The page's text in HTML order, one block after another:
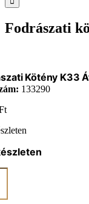
Fodrászati
Kötény K33
133290